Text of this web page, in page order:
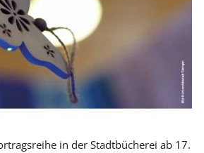
in der Stadtbücherei ab 17.